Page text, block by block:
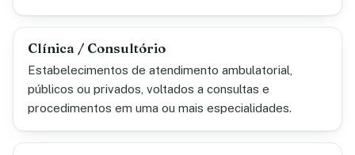
Clínica / Consultório
Estabelecimentos de atendimento ambulatorial,
públicos ou privados, voltados a consultas e
procedimentos em uma ou mais especialidades.